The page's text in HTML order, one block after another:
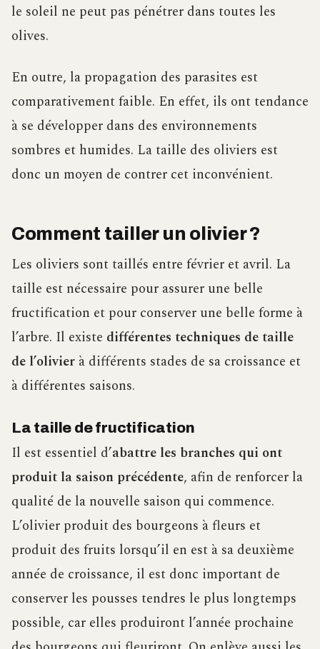
le soleil ne peut pas pénétrer dans toutes les
olives.
En outre, la propagation des parasites est
comparativement faible. En effet, ils ont tendance
à se développer dans des environnements
sombres et humides. La taille des oliviers est
donc un moyen de contrer cet inconvénient.
Comment tailler un olivier ?
Les oliviers sont taillés entre février et avril. La
taille est nécessaire pour assurer une belle
fructification et pour conserver une belle forme à
l’arbre. Il existe différentes techniques de taille
de l’olivier à différents stades de sa croissance et
à différentes saisons.
La taille de fructification
Il est essentiel d’abattre les branches qui ont
produit la saison précédente, afin de renforcer la
qualité de la nouvelle saison qui commence.
L’olivier produit des bourgeons à fleurs et
produit des fruits lorsqu’il en est à sa deuxième
année de croissance, il est donc important de
conserver les pousses tendres le plus longtemps
possible, car elles produiront l’année prochaine